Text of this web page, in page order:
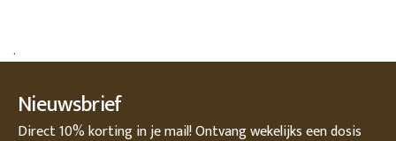
.
Nieuwsbrief
Direct 10% korting in je mail! Ontvang wekelijks een dosis